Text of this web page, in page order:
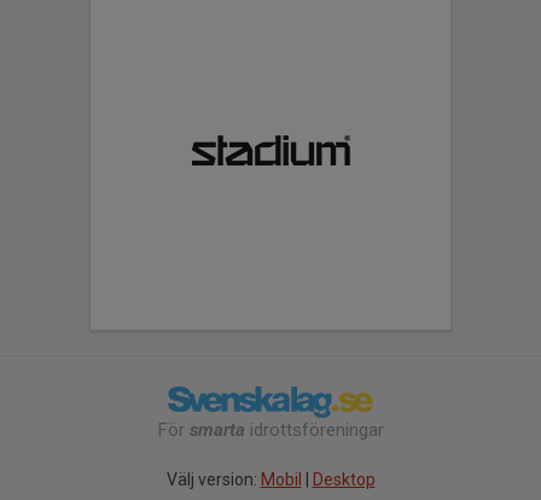
För smarta idrottsföreningar
Välj version: Mobil Desktop